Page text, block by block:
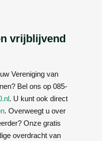
vrijblijvend
Vereniging van
Bel ons op 085-
. U kunt ook direct
. Overweegt u over
Onze gratis
overdracht van